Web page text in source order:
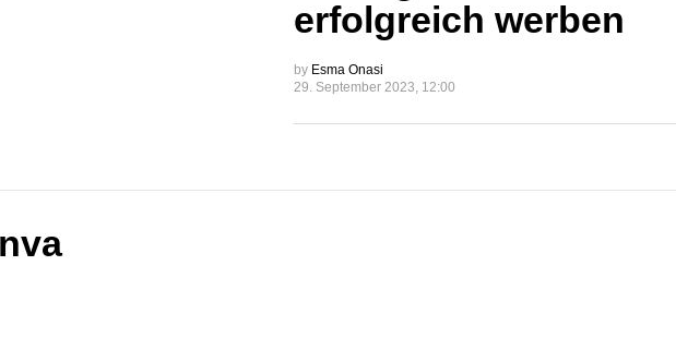
erfolgreich werben
by Esma Onasi
29. September 2023, 12:00